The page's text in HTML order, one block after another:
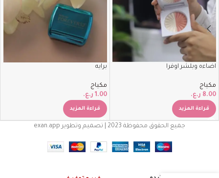
اضاءه وبلشر اوفرا
مكياج
8.00 ر.ع.
قراءة المزيد
برايه
مكياج
1.00 ر.ع.
قراءة المزيد
جميع الحقوق محفوظة 2023 | تصميم وتطوير exan.app